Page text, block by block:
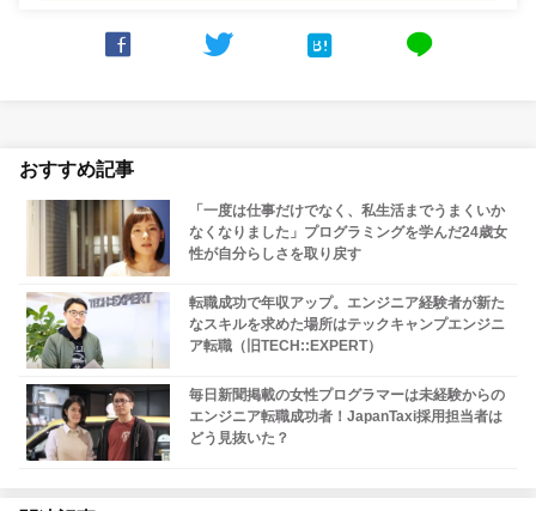
   line
おすすめ記事
「一度は仕事だけでなく、私生活までうまくいか
なくなりました」プログラミングを学んだ24歳女
性が自分らしさを取り戻す
転職成功で年収アップ。エンジニア経験者が新た
なスキルを求めた場所はテックキャンプエンジニ
ア転職（旧TECH::EXPERT）
毎日新聞掲載の女性プログラマーは未経験からの
エンジニア転職成功者！JapanTaxi採用担当者は
どう見抜いた？